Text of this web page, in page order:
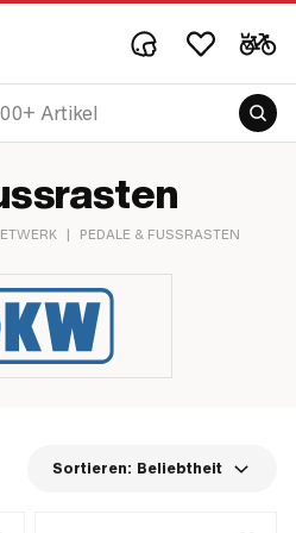
| PEDALE & FUSSRASTEN
Sortieren: Beliebtheit